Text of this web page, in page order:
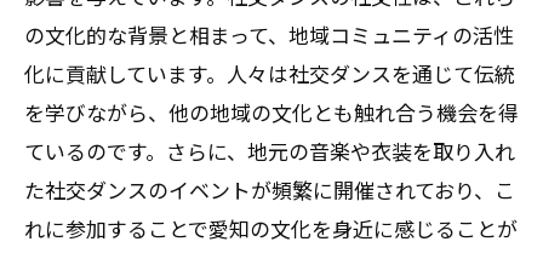
の文化的な背景と相まって、地域コミュニティの活性
化に貢献しています。人々は社交ダンスを通じて伝統
を学びながら、他の地域の文化とも触れ合う機会を得
ているのです。さらに、地元の音楽や衣装を取り入れ
た社交ダンスのイベントが頻繁に開催されており、こ
れに参加することで愛知の文化を身近に感じることが